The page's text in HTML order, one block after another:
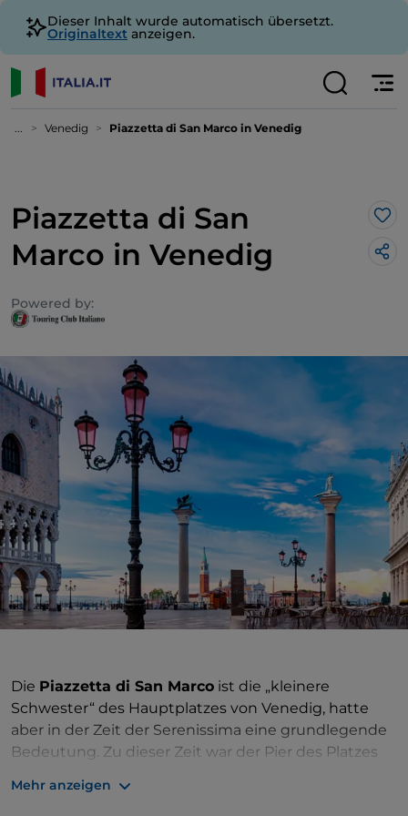
Dieser Inhalt wurde automatisch übersetzt.
Originaltext anzeigen.
... Venedig Piazzetta di San Marco in Venedig
Piazzetta di San
Marco in Venedig
Powered by:
Die Piazzetta di San Marco ist die „kleinere
Schwester“ des Hauptplatzes von Venedig, hatte
aber in der Zeit der Serenissima eine grundlegende
Bedeutung. Zu dieser Zeit war der Pier des Platzes
erkennen, wenn man ihn von der Lagune aus
Mehr anzeigen